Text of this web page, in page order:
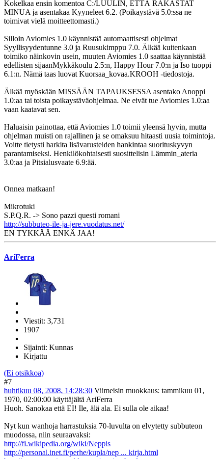
Kokelkaa ensin komentoa C:/LUULIN, ETTÄ RAKASTAT
MINUA ja asentakaa Kyyneleet 6.2. (Poikaystävä 5.0:ssa ne
toimivat vielä moitteettomasti.)
Silloin Aviomies 1.0 käynnistää automaattisesti ohjelmat
Syyllisyydentunne 3.0 ja Ruusukimppu 7.0. Älkää kuitenkaan
toimiko näinkovin usein, muuten Aviomies 1.0 saattaa käynnistää
edellisten sijaanMykkäkoulu 2.5:n, Happy Hour 7.0:n ja Iso tuoppi
6.1:n. Nämä taas luovat Kuorsaa_kovaa.KROOH -tiedostoja.
Älkää myöskään MISSÄÄN TAPAUKSESSA asentako Anoppi
1.0:aa tai toista poikaystäväohjelmaa. Ne eivät tue Aviomies 1.0:aa
vaan kaatavat sen.
Haluaisin painottaa, että Aviomies 1.0 toimii yleensä hyvin, mutta
ohjelman muisti on rajallinen ja se omaksuu hitaasti uusia toimintoja.
Voitte tietysti harkita lisävarusteiden hankintaa suorituskyvyn
parantamiseksi. Henkilökohtaisesti suosittelisin Lämmin_ateria
3.0:aa ja Pitsialusvaate 6.9:ää.
Onnea matkaan!
Mikrotuki
S.P.Q.R. -> Sono pazzi questi romani
http://subbuteo-ile-ja-jere.vuodatus.net/
EN TYKKÄÄ ENKÄ JAA!
AriFerra
Viestit: 3,731
1907
Sijainti: Kunnas
Kirjattu
(Ei otsikkoa)
#7
huhtikuu 08, 2008, 14:28:30 Viimeisin muokkaus: tammikuu 01,
1970, 02:00:00 käyttäjältä AriFerra
Huoh. Sanokaa että EI! Ile, älä ala. Ei sulla ole aikaa!
Nyt kun wanhoja harrastuksia 70-luvulta on elvytetty subbuteon
muodossa, niin seuraavaksi:
http://fi.wikipedia.org/wiki/Neppis
http://personal.inet.fi/perhe/kupla/nep ... kirja.html